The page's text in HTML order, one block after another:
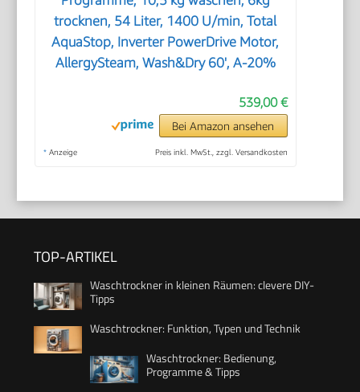
trocknen, 54 Liter, 1400 U/min, Total
AquaStop, Inverter PowerDrive Motor,
AllergySteam, Wash&Dry 60', A-20%
539,00 €
Bei Amazon ansehen
* Anzeige Preis inkl. MwSt., zzgl. Versandkosten
TOP-ARTIKEL
Waschtrockner in kleinen Räumen: clevere DIY-
Tipps
Waschtrockner: Funktion, Typen und Technik
Waschtrockner: Bedienung,
Programme & Tipps